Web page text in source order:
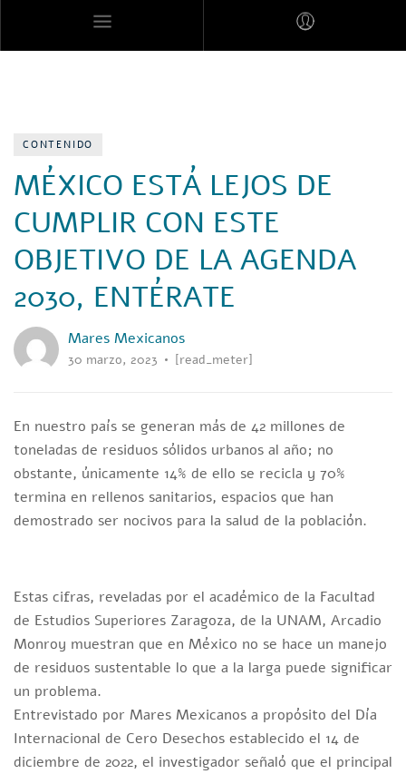
CONTENIDO
MÉXICO ESTÁ LEJOS DE
CUMPLIR CON ESTE
OBJETIVO DE LA AGENDA
2030, ENTÉRATE
Mares Mexicanos
30 marzo, 2023 [read_meter]
En nuestro país se generan más de 42 millones de
toneladas de residuos sólidos urbanos al año; no
obstante, únicamente 14% de ello se recicla y 70%
termina en rellenos sanitarios, espacios que han
demostrado ser nocivos para la salud de la población.
Estas cifras, reveladas por el académico de la Facultad
de Estudios Superiores Zaragoza, de la UNAM, Arcadio
Monroy muestran que en México no se hace un manejo
de residuos sustentable lo que a la larga puede significar
un problema.
Entrevistado por Mares Mexicanos a propósito del Día
Internacional de Cero Desechos establecido el 14 de
diciembre de 2022, el investigador señaló que el principal